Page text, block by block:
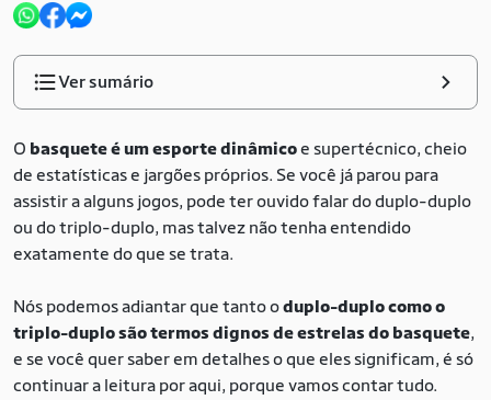
Ver sumário
O basquete é um esporte dinâmicoe supertécnico, cheio
de estatísticas e jargões próprios. Se você já parou para
assistir a alguns jogos, pode ter ouvido falar do duplo-duplo
ou do triplo-duplo, mas talvez não tenha entendido
exatamente do que se trata.
Nós podemos adiantar que tanto oduplo-duplo como o
triplo-duplo são termos dignos de estrelas do basquete,
e se você quer saber em detalhes o que eles significam, é só
continuar a leitura por aqui, porque vamos contar tudo.